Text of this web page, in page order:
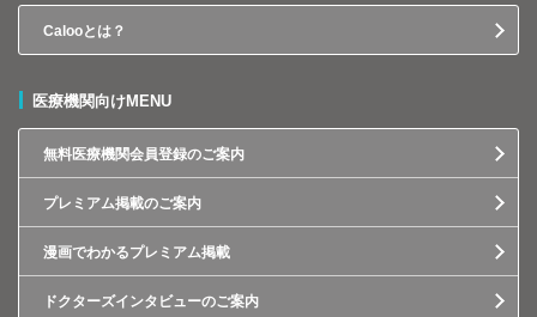
Calooとは？
医療機関向けMENU
無料医療機関会員登録のご案内
プレミアム掲載のご案内
漫画でわかるプレミアム掲載
ドクターズインタビューのご案内